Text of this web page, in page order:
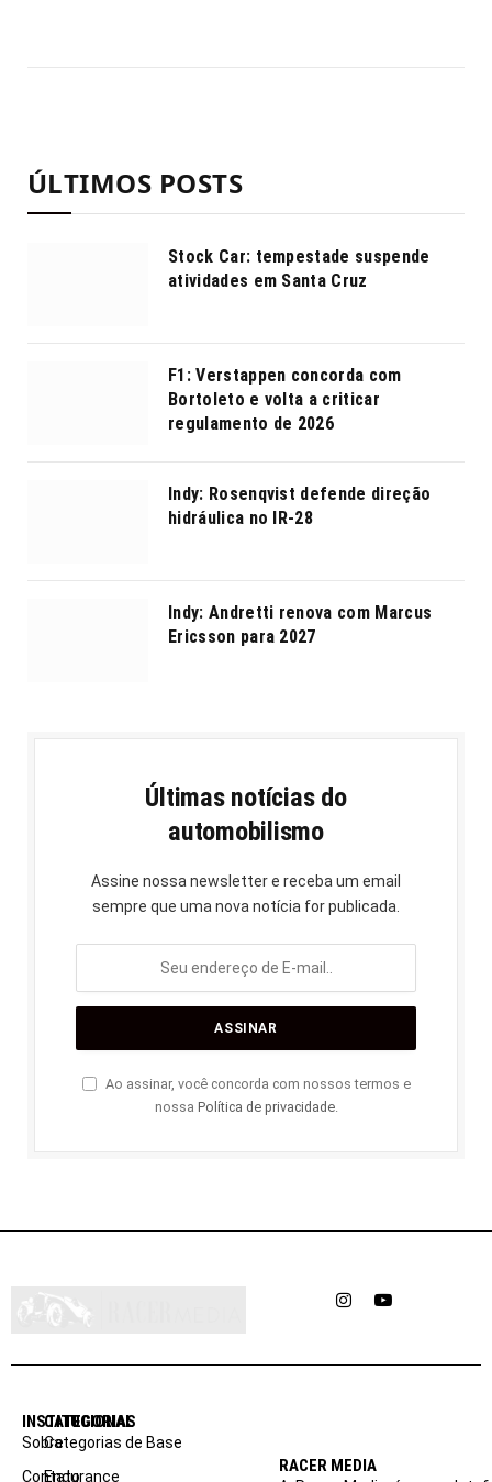
ÚLTIMOS POSTS
Stock Car: tempestade suspende
atividades em Santa Cruz
F1: Verstappen concorda com
Bortoleto e volta a criticar
regulamento de 2026
Indy: Rosenqvist defende direção
hidráulica no IR-28
Indy: Andretti renova com Marcus
Ericsson para 2027
Últimas notícias do
automobilismo
Assine nossa newsletter e receba um email
sempre que uma nova notícia for publicada.
Ao assinar, você concorda com nossos termos e
nossa Política de privacidade.
InstagramYouTube
INSTITUCIONAL
Sobre
Contato
CATEGORIAS
Categorias de Base
Endurance
RACER MEDIA